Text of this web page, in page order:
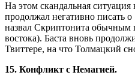
На этом скандальная
продолжал негативно писать
назвал Скриптонита обычным
востока). Баста вновь
Твиттере, на что Толмацкий
15. Конфликт с Немагией.